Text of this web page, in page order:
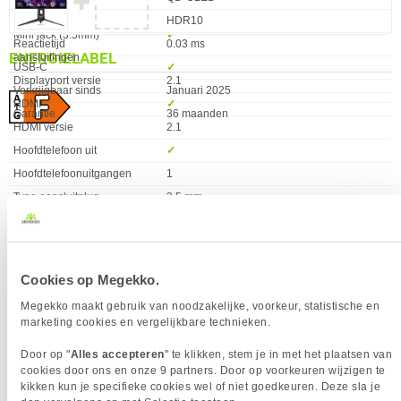
Cookies op Megekko.
Megekko maakt gebruik van noodzakelijke, voorkeur, statistische en
marketing cookies en vergelijkbare technieken.
Door op "Alles accepteren" te klikken, stem je in met het plaatsen van
cookies door ons en onze 9 partners. Door op voorkeuren wijzigen te
kikken kun je specifieke cookies wel of niet goedkeuren. Deze sla je
HDR Type
HDR10
Reactietijd
0.03 ms
USB-C
✓︎
Verkrijgbaar sinds
Januari 2025
Garantie
36 maanden
ENERGIELABEL
downstreampoorten
Mini jack (3.5mm)
aansluitingen
✓︎
Displayport versie
2.1
HDMI
✓︎
HDMI versie
2.1
Hoofdtelefoon uit
✓︎
Hoofdtelefoonuitgangen
1
Type aansluitplug
3,5 mm
USB-C
USB Power Delivery
✓︎
Versie USB-hub
ERGONOMIE
Eigenschap
Bevestigingsmogelijkheid
voor kabelslot
✓︎
VAAK SAMEN GEKOCHT MET